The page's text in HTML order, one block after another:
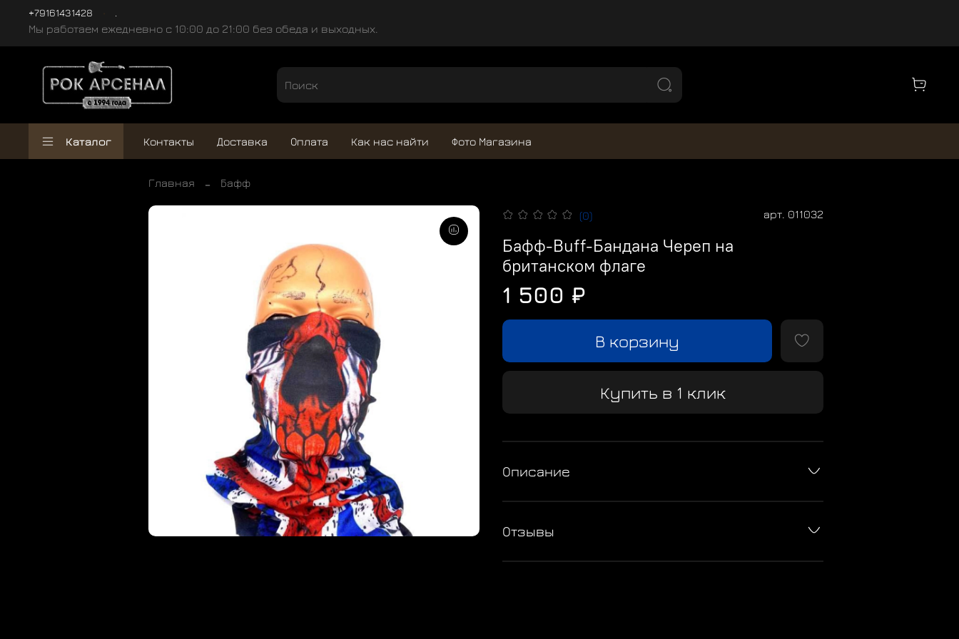
Мы работаем ежедневно с 10:00 до 21:00 без обеда и выходных.
+79161431428
Каталог Контакты Доставка Оплата Как нас найти Фото Магазина
Главная Бафф
(0) арт. 011032
Бафф-Buff-Бандана Череп на
британском флаге
1 500 ₽
В корзину
Купить в 1 клик
Описание
Отзывы